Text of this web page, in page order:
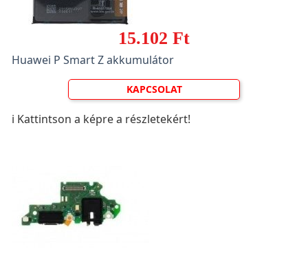
15.102 Ft
Huawei P Smart Z akkumulátor
KAPCSOLAT
ℹ️ Kattintson a képre a részletekért!